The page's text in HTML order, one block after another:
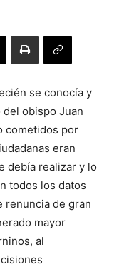
se conocía y
obispo Juan
cometidos por
eran
debía realizar y lo
todos los datos
renuncia de gran
mayor
al